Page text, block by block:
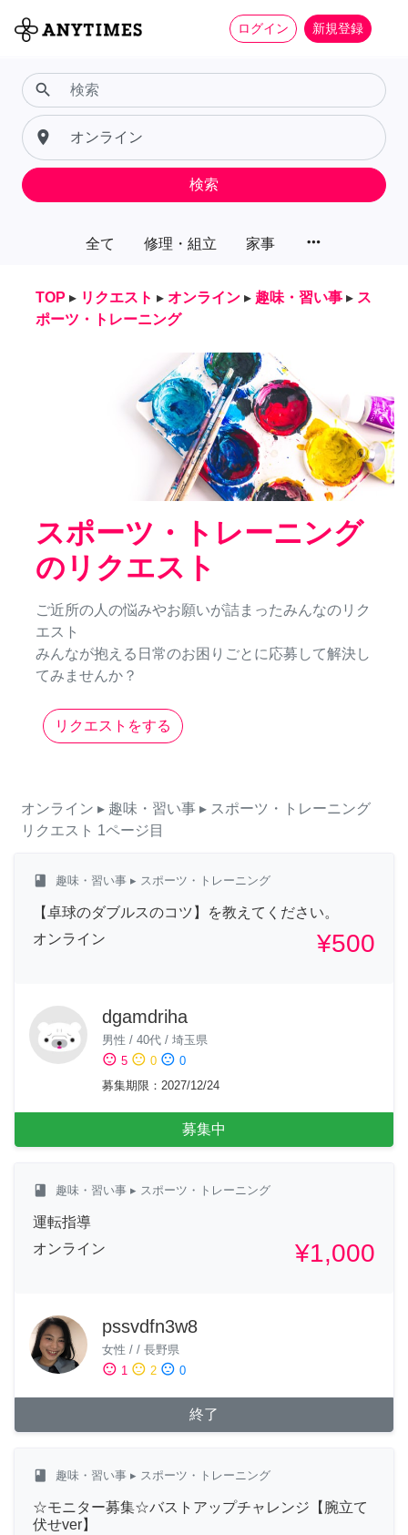
ログイン 新規登録
全て 修理・組立 家事 more_horiz
search
place
検索
TOP ▸ リクエスト ▸ オンライン ▸ 趣味・習い事 ▸ ス
ポーツ・トレーニング
スポーツ・トレーニング
のリクエスト
ご近所の人の悩みやお願いが詰まったみんなのリク
エスト
みんなが抱える日常のお困りごとに応募して解決し
てみませんか？
リクエストをする
オンライン ▸ 趣味・習い事 ▸ スポーツ・トレーニング
リクエスト 1ページ目
class 趣味・習い事 ▸ スポーツ・トレーニング
【卓球のダブルスのコツ】を教えてください。
オンライン
¥500
dgamdriha
男性 / 40代 / 埼玉県
sentiment_satisfied 5 sentiment_neutral 0 sentiment_dissatisfied 0
募集期限 ： 2027/12/24
募集中
class 趣味・習い事 ▸ スポーツ・トレーニング
運転指導
オンライン
¥1,000
pssvdfn3w8
女性 / / 長野県
sentiment_satisfied 1 sentiment_neutral 2 sentiment_dissatisfied 0
終了
class 趣味・習い事 ▸ スポーツ・トレーニング
☆モニター募集☆バストアップチャレンジ【腕立て
伏せver】